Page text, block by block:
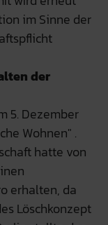
im Sinne der
der
5. Dezember
Wohnen" .
hatte von
erhalten, da
Löschkonzept